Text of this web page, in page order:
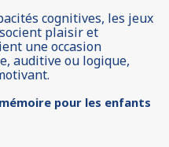
cognitives, les jeux
plaisir et
une occasion
auditive ou logique,
pour les enfants